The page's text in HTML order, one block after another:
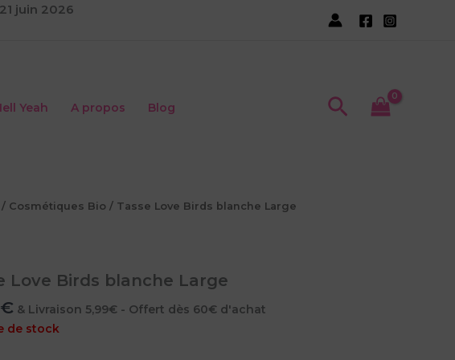
juin 2026
Yeah A propos Blog
/ Cosmétiques Bio / Tasse Love Birds blanche Large
Love Birds blanche Large
€ & Livraison 5,99€ - Offert dès 60€ d'achat
de stock